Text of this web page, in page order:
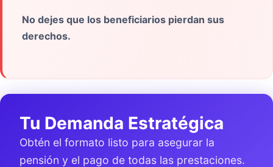
No dejes que los beneficiarios pierdan sus
derechos.
Tu Demanda Estratégica
Obtén el formato listo para asegurar la
pensión y el pago de todas las prestaciones.